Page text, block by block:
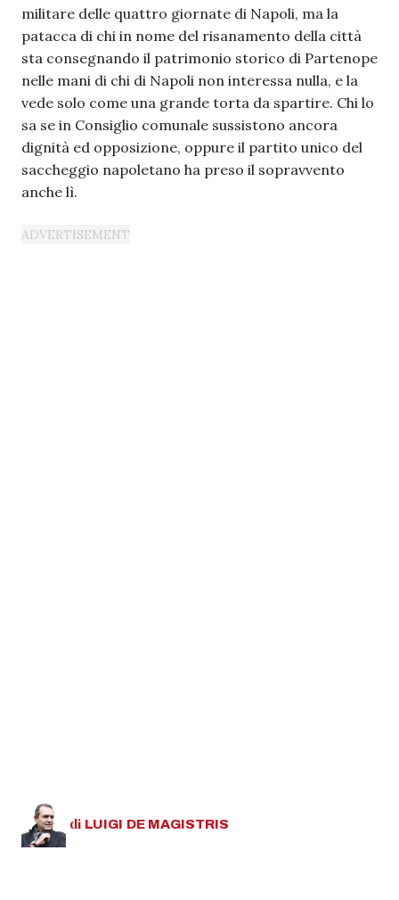
militare delle quattro giornate di Napoli, ma la
patacca di chi in nome del risanamento della città
sta consegnando il patrimonio storico di Partenope
nelle mani di chi di Napoli non interessa nulla, e la
vede solo come una grande torta da spartire. Chi lo
sa se in Consiglio comunale sussistono ancora
dignità ed opposizione, oppure il partito unico del
saccheggio napoletano ha preso il sopravvento
anche lì.
di LUIGI DE MAGISTRIS